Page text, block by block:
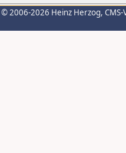
© 2006-2026 Heinz Herzog,